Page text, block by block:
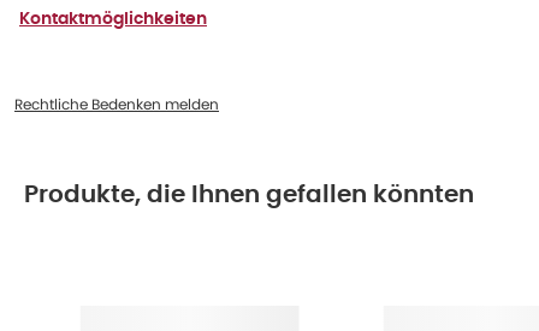
Kontaktmöglichkeiten
Rechtliche Bedenken melden
Produkte, die Ihnen gefallen könnten